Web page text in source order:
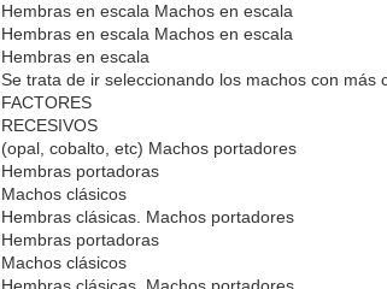
Hembras en escala Machos en escala
Hembras en escala Machos en escala
Hembras en escala
Se trata de ir seleccionando los machos con más
FACTORES
RECESIVOS
(opal, cobalto, etc) Machos portadores
Hembras portadoras
Machos clásicos
Hembras clásicas. Machos portadores
Hembras portadoras
Machos clásicos